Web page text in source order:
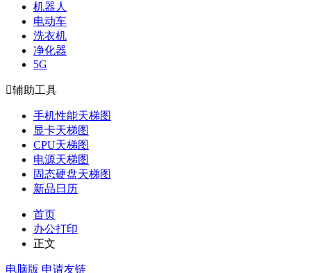
机器人
电动车
洗衣机
净化器
5G
辅助工具
手机性能天梯图
显卡天梯图
CPU天梯图
电源天梯图
固态硬盘天梯图
新品日历
首页
办公打印
正文
电脑版 申请友链